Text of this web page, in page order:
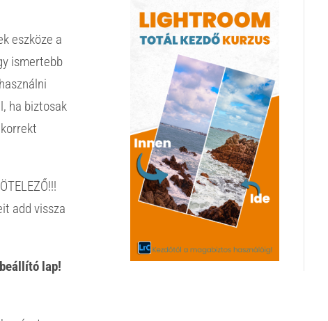
eszköze a
ismertebb
ha biztosak
add vissza
lap!